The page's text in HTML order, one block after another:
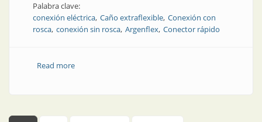
Palabra clave:
conexión eléctrica Caño extraflexible Conexión con
rosca conexión sin rosca Argenflex Conector rápido
Read moreabout Conectores rápidos para caños extraflexibles